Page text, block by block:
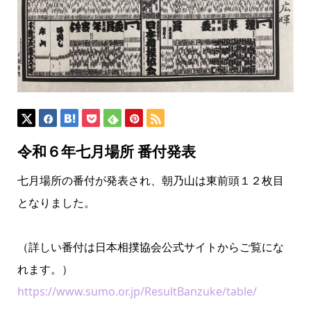
令和６年七月場所 番付発表
七月場所の番付が発表され、朝乃山は東前頭１２枚目
となりました。
（詳しい番付は日本相撲協会公式サイトからご覧にな
れます。）
https://www.sumo.or.jp/ResultBanzuke/table/